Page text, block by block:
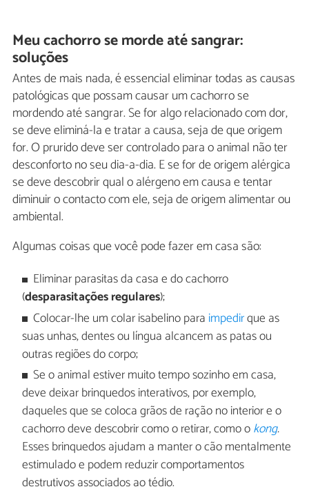
Meu cachorro se morde até sangrar:
soluções
Antes de mais nada, é essencial eliminar todas as causas
patológicas que possam causar um cachorro se
mordendo até sangrar. Se for algo relacionado com dor,
se deve eliminá-la e tratar a causa, seja de que origem
for. O prurido deve ser controlado para o animal não ter
desconforto no seu dia-a-dia. E se for de origem alérgica
se deve descobrir qual o alérgeno em causa e tentar
diminuir o contacto com ele, seja de origem alimentar ou
ambiental.
Algumas coisas que você pode fazer em casa são:
Eliminar parasitas da casa e do cachorro
(desparasitações regulares);
Colocar-lhe um colar isabelino para impedirque as
suas unhas, dentes ou língua alcancem as patas ou
outras regiões do corpo;
Se o animal estiver muito tempo sozinho em casa,
deve deixar brinquedos interativos, por exemplo,
daqueles que se coloca grãos de ração no interior e o
cachorro deve descobrir como o retirar, como okong.
Esses brinquedos ajudam a manter o cão mentalmente
estimulado e podem reduzir comportamentos
destrutivos associados ao tédio.